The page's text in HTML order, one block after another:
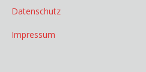
Datenschutz
Impressum